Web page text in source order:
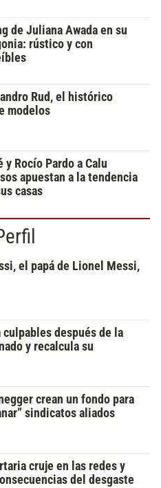
de Juliana Awada en su
rústico y con
Rud, el histórico
modelos
y Rocío Pardo a Calu
apuestan a la tendencia
casas
el papá de Lionel Messi,
culpables después de la
y recalcula su
crean un fondo para
sindicatos aliados
cruje en las redes y
del desgaste